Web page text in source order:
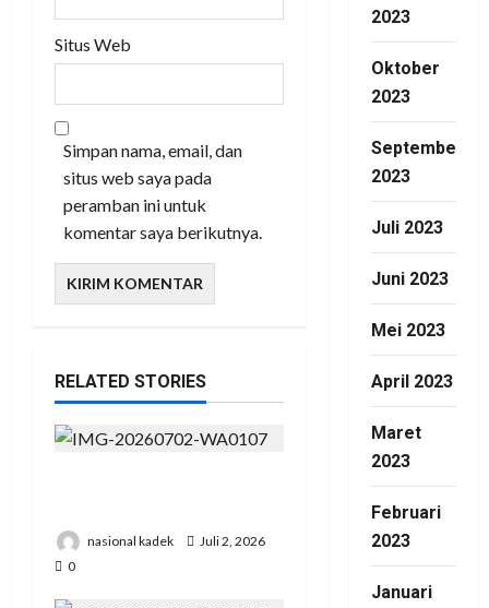
Situs Web
Simpan nama, email, dan
situs web saya pada
peramban ini untuk
komentar saya berikutnya.
RELATED STORIES
nasional kadek
Juli 2, 2026
0
2023
Oktober
2023
September
2023
Juli 2023
Juni 2023
Mei 2023
April 2023
Maret
2023
Februari
2023
Januari